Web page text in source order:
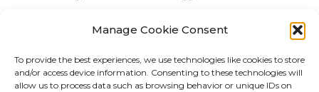
Manage Cookie Consent
To provide the best experiences, we use technologies like cookies to store
and/or access device information. Consenting to these technologies will
allow us to process data such as browsing behavior or unique IDs on
Hedmarksbygdene hvor flistaket tidligere var
primærtekking. No sprang han rett carbon
dating ukraine rockshox gjedde døra, opp ei